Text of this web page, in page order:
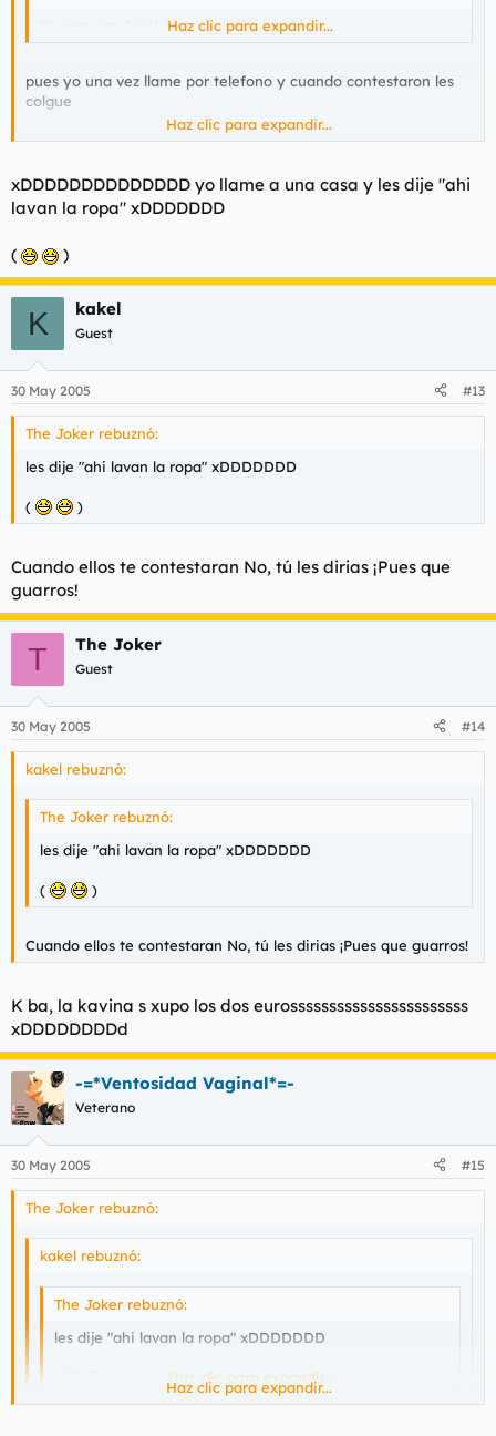
Yo una vez devolví una peli sin rebobinar.
Haz clic para expandir...
pues yo una vez llame por telefono y cuando contestaron les
colgue
ese dia fue la rision juazzzzzz
Haz clic para expandir...
xDDDDDDDDDDDDDD yo llame a una casa y les dije "ahi
lavan la ropa" xDDDDDDD
( )
K kakel
Guest
30 May 2005 #13
The Joker rebuznó:
les dije "ahi lavan la ropa" xDDDDDDD
( )
Cuando ellos te contestaran No, tú les dirias ¡Pues que
guarros!
T The Joker
Guest
30 May 2005 #14
kakel rebuznó:
The Joker rebuznó:
les dije "ahi lavan la ropa" xDDDDDDD
( )
Cuando ellos te contestaran No, tú les dirias ¡Pues que guarros!
K ba, la kavina s xupo los dos eurosssssssssssssssssssssss
xDDDDDDDDd
-=*Ventosidad Vaginal*=-
Veterano
30 May 2005 #15
The Joker rebuznó:
kakel rebuznó:
The Joker rebuznó:
les dije "ahi lavan la ropa" xDDDDDDD
Haz clic para expandir...
Haz clic para expandir...